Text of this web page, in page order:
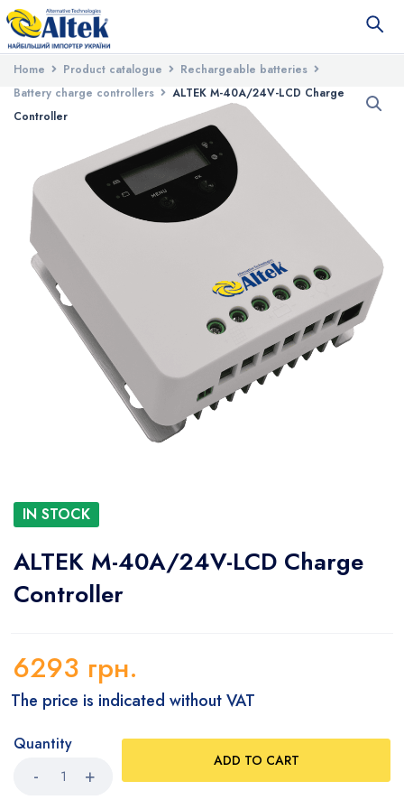
Home Product catalogue
Rechargeable batteries
Battery charge controllers
ALTEK M-40A/24V-LCD Charge
Controller
IN STOCK
ALTEK M-40A/24V-LCD Charge
Controller
6293 грн.
The price is indicated without VAT
Quantity
ADD TO CART